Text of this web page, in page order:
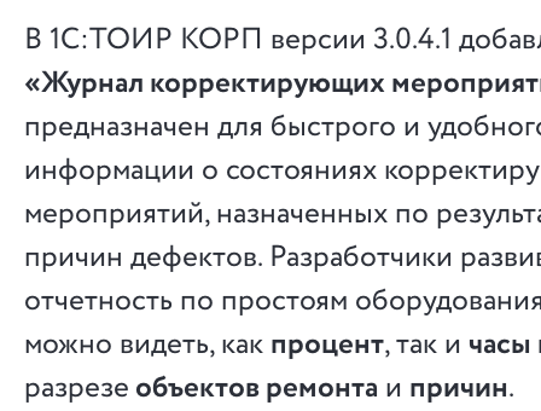
В 1С:ТОИР КОРП версии 3.0.4.1
«Журнал корректирующих
предназначен для быстрого и
информации о состояниях
мероприятий, назначенных по
причин дефектов. Разработчики
отчетность по простоям
можно видеть, какпроцент, так и часы
разрезеобъектов ремонта и причин.